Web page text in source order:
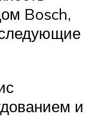
Bosch,
и